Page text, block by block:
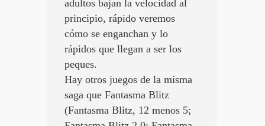
adultos bajan la velocidad al
principio, rápido veremos
cómo se enganchan y lo
rápidos que llegan a ser los
peques.
Hay otros juegos de la misma
saga que Fantasma Blitz
(Fantasma Blitz, 12 menos 5;